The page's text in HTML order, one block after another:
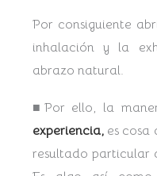
Por consiguiente
inhalación y la
abrazo natural.
■Por ello, la
experiencia,es cosa
resultado particular